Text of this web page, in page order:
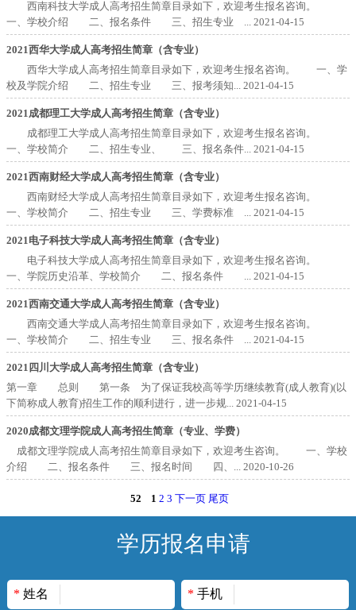
西南科技大学成人高考招生简章目录如下，欢迎考生报名咨询。
一、学校介绍 二、报名条件 三、招生专业 ... 2021-04-15
2021西华大学成人高考招生简章（含专业）
西华大学成人高考招生简章目录如下，欢迎考生报名咨询。 一、学
校及学院介绍 二、招生专业 三、报考须知... 2021-04-15
2021成都理工大学成人高考招生简章（含专业）
成都理工大学成人高考招生简章目录如下，欢迎考生报名咨询。
一、学校简介 二、招生专业、 三、报名条件... 2021-04-15
2021西南财经大学成人高考招生简章（含专业）
西南财经大学成人高考招生简章目录如下，欢迎考生报名咨询。
一、学校简介 二、招生专业 三、学费标准 ... 2021-04-15
2021电子科技大学成人高考招生简章（含专业）
电子科技大学成人高考招生简章目录如下，欢迎考生报名咨询。
一、学院历史沿革、学校简介 二、报名条件 ... 2021-04-15
2021西南交通大学成人高考招生简章（含专业）
西南交通大学成人高考招生简章目录如下，欢迎考生报名咨询。
一、学校简介 二、招生专业 三、报名条件 ... 2021-04-15
2021四川大学成人高考招生简章（含专业）
第一章 总则 第一条 为了保证我校高等学历继续教育(成人教育)(以
下简称成人教育)招生工作的顺利进行，进一步规... 2021-04-15
2020成都文理学院成人高考招生简章（专业、学费）
成都文理学院成人高考招生简章目录如下，欢迎考生咨询。 一、学校
介绍 二、报名条件 三、报名时间 四、... 2020-10-26
52 1 2 3 下一页 尾页
学历报名申请
* 姓名 * 手机